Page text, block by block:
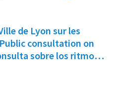
de Lyon sur les
consultation on
sobre los ritmos